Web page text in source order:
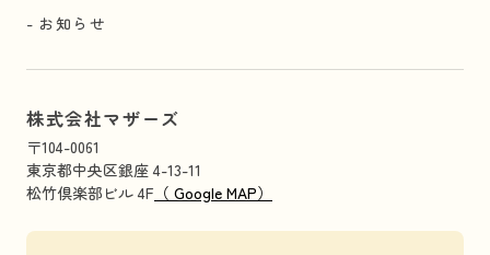
お知らせ
株式会社マザーズ
〒104-0061
東京都中央区銀座 4-13-11
松竹倶楽部ビル 4F （ Google MAP）